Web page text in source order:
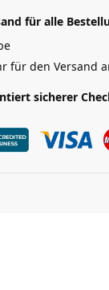
für alle
für den Versand
sicherer